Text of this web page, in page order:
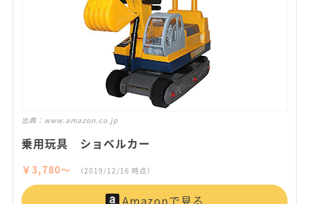
出典： www.amazon.co.jp
乗用玩具 ショベルカー
￥3,780〜 （2019/12/16 時点）
Amazonで見る